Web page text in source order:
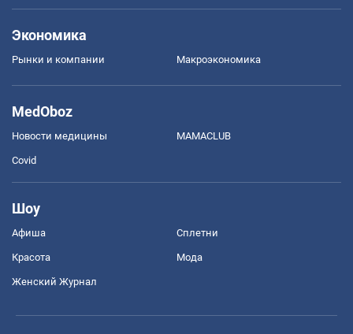
Экономика
Рынки и компании Mакроэкономика
MedOboz
Новости медицины MAMACLUB
Covid
Шоу
Афиша Сплетни
Красота Мода
Женский Журнал